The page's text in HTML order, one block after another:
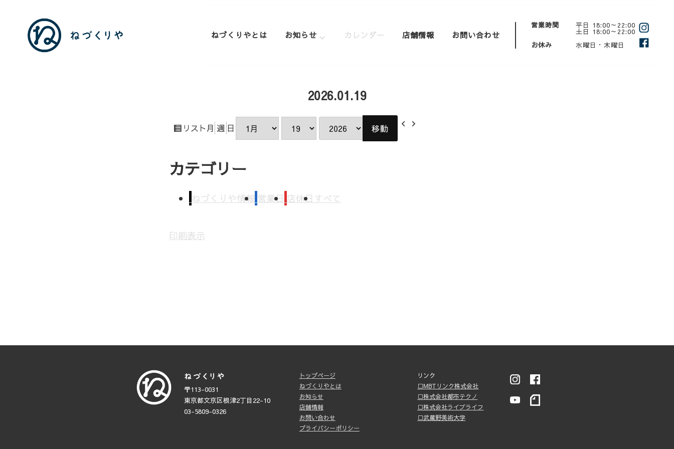
ねづくりやとは お知らせ カレンダー 店舗情報 お問い合わせ
営業時間 平日 18:00～22:00
土日 18:00～22:00
お休み
水曜日・木曜日
2026.01.19
リスト 表
月 週 日
前
次
カテゴリー
ねづくりや情報 営業日 店休日 すべて
印刷表示
〒113-0031
東京都文京区根津2丁目22-10
03-5809-0326
トップページ
ねづくりやとは
お知らせ
店舗情報
お問い合わせ
プライバシーポリシー
リンク
□MBTリンク株式会社
□株式会社都市テクノ
□株式会社ライブライフ
□武蔵野美術大学